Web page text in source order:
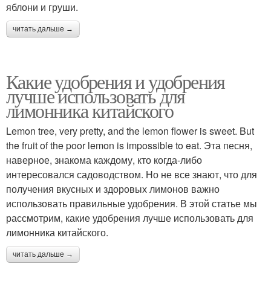
яблони и груши.
читать дальше →
Какие удобрения и удобрения
лучше использовать для
лимонника китайского
Lemon tree, very pretty, and the lemon flower is sweet. But
the fruit of the poor lemon is impossible to eat. Эта песня,
наверное, знакома каждому, кто когда-либо
интересовался садоводством. Но не все знают, что для
получения вкусных и здоровых лимонов важно
использовать правильные удобрения. В этой статье мы
рассмотрим, какие удобрения лучше использовать для
лимонника китайского.
читать дальше →